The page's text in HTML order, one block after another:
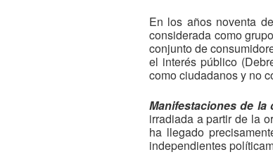
En los años noventa
considerada como
conjunto de
el interés público
como ciudadanos y no
Manifestaciones de la
irradiada a partir de la
ha llegado
independientes